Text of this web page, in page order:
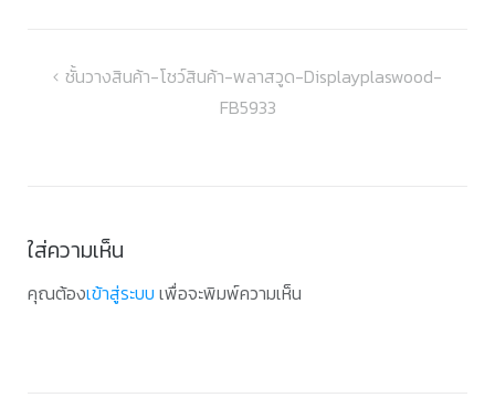
แนะแนว
ชั้นวางสินค้า-โชว์สินค้า-พลาสวูด-Displayplaswood-
FB5933
ใส่ความเห็น
คุณต้องเข้าสู่ระบบ เพื่อจะพิมพ์ความเห็น